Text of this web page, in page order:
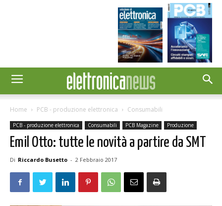
Home PCB - produzione elettronica Consumabili
PCB - produzione elettronica Consumabili PCB Magazine Produzione
Emil Otto: tutte le novità a partire da SMT
Di Riccardo Busetto - 2 Febbraio 2017